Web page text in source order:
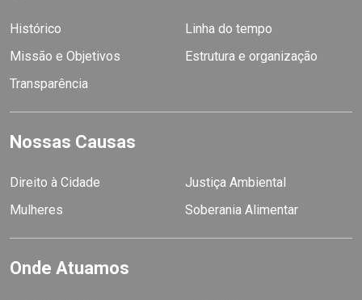
Histórico
Linha do tempo
Missão e Objetivos
Estrutura e organização
Transparência
Nossas Causas
Direito à Cidade
Justiça Ambiental
Mulheres
Soberania Alimentar
Onde Atuamos